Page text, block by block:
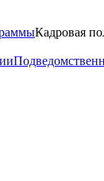
Кадровая